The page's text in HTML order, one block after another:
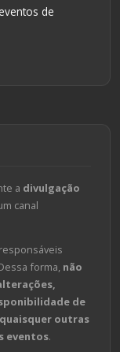
de
a divulgação
canal
forma, não
de
outras
eventos.